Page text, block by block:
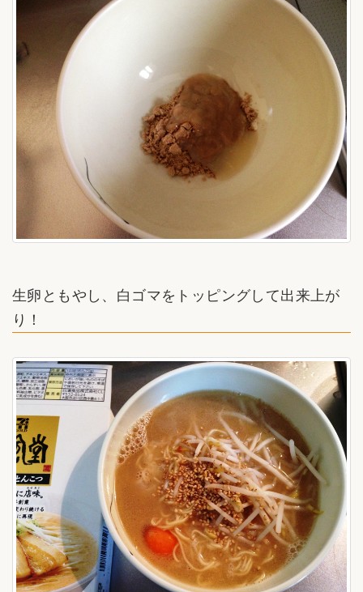
生卵ともやし、白ゴマをトッピングして出来上が
り！